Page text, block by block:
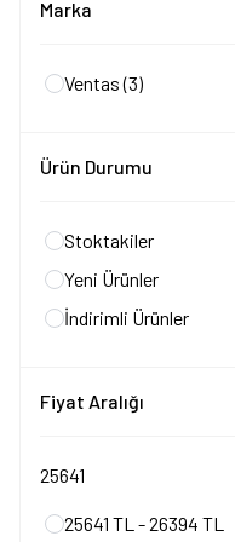
Marka
Ventas(3)
Ürün Durumu
Stoktakiler
Yeni Ürünler
İndirimli Ürünler
Fiyat Aralığı
25641 TL - 26394 TL